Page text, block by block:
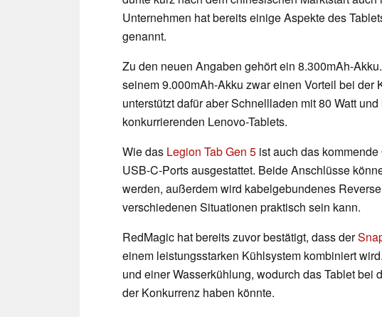
Unternehmen hat bereits einige Aspekte des
genannt.
Zu den neuen Angaben gehört ein 8.300mAh-
seinem 9.000mAh-Akku zwar einen Vorteil bei der
unterstützt dafür aber Schnellladen mit 80 Watt
konkurrierenden Lenovo-Tablets.
Wie das Legion Tab Gen 5 ist auch das
USB-C-Ports ausgestattet. Beide Anschlüsse
werden, außerdem wird kabelgebundenes
verschiedenen Situationen praktisch sein kann.
RedMagic hat bereits zuvor bestätigt, dass der
einem leistungsstarken Kühlsystem kombiniert
und einer Wasserkühlung, wodurch das Tablet bei
der Konkurrenz haben könnte.